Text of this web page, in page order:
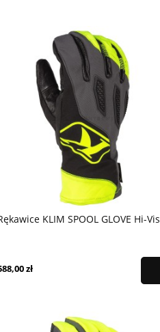
KLIM SPOOL GLOVE Hi-Vis
zł